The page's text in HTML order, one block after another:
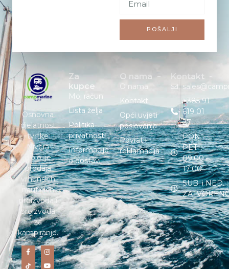
POŠALJI
Osnovna
djelatnost
tvrtke
Nivera
d.o.o. je
prodaja
vrhunskih
nautičkih
proizvoda i
proizvoda
za
kampiranje.
Za
kupce
Moj račun
Lista želja
Politika
privatnosti
Informacije
o dostavi
O nama
O nama
Kontakt
Opći uvjeti
poslovanja
Povrat i
reklamacija
Kontakt
+385 91
619 01
27
PON. –
PET. :
09:00 –
17:00
SUB. i NED. :